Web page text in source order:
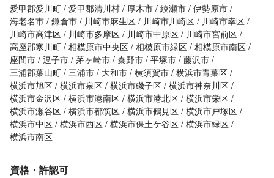
愛甲郡愛川町 愛甲郡清川村 厚木市 綾瀬市 伊勢原市
海老名市 鎌倉市 川崎市麻生区 川崎市川崎区
川崎市幸区
川崎市高津区
川崎市多摩区 川崎市中原区
川崎市宮前区
高座郡寒川町 相模原市中央区 相模原市緑区 相模原市南区
座間市 逗子市 茅ヶ崎市 秦野市 平塚市 藤沢市
三浦郡葉山町 三浦市 大和市 横須賀市 横浜市青葉区
横浜市旭区 横浜市泉区 横浜市磯子区 横浜市神奈川区
横浜市金沢区 横浜市港南区 横浜市港北区 横浜市栄区
横浜市瀬谷区 横浜市都筑区 横浜市鶴見区 横浜市戸塚区
横浜市中区 横浜市西区 横浜市保土ケ谷区 横浜市緑区
横浜市南区
資格・許認可